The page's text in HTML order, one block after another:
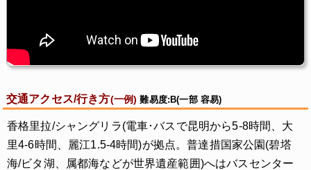
交通アクセス/行き方(一例) 難易度:B(一部 容易)
香格里拉/シャングリラ(電車･バスで昆明から5-8時間、大
里4-6時間、麗江1.5-4時間)が拠点。普達措国家公園(碧塔
海/ビタ湖、属都海などが世界遺産範囲)へはバスセンター